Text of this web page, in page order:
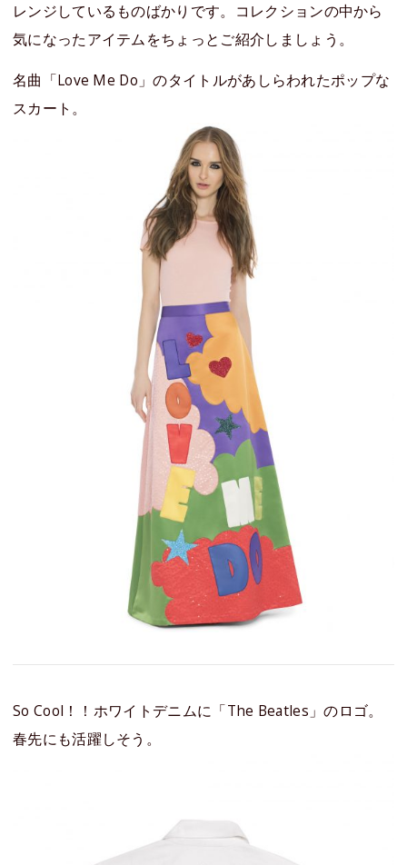
レンジしているものばかりです。コレクションの中から
気になったアイテムをちょっとご紹介しましょう。
名曲「Love Me Do」のタイトルがあしらわれたポップな
スカート。
So Cool！！ホワイトデニムに「The Beatles」のロゴ。
春先にも活躍しそう。